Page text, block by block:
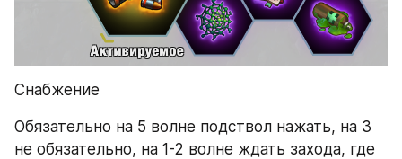
Снабжение
Обязательно на 5 волне подствол нажать, на 3
не обязательно, на 1-2 волне ждать захода, где